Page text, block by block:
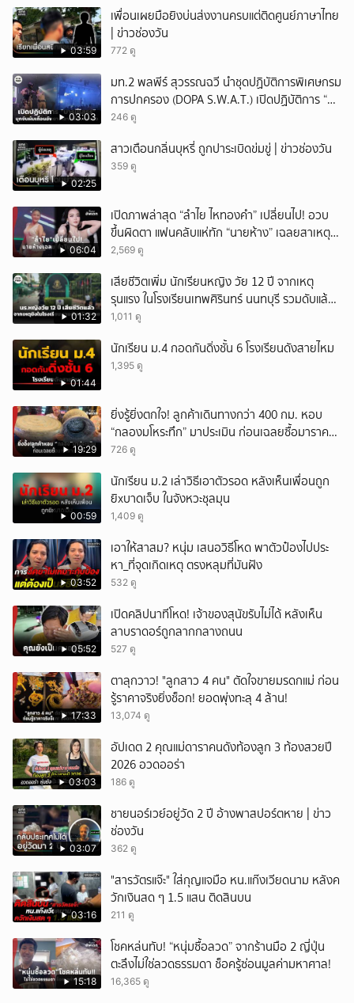
03:59
เพื่อนเผยมือยิงบ่นส่งงานครบแต่ติดศูนย์ภาษาไทย
| ข่าวช่องวัน
772 ดู
03:03
มท.2 พลพีร์ สุวรรณฉวี นำชุดปฏิบัติการพิเศษกรม
การปกครอง (DOPA S.W.A.T.) เปิดปฏิบัติการ “บา
รมีโสธร” บุกจับผับเถื่อนอัพยา กลางเมืองแปดริ้ว
246 ดู
02:25
สาวเตือนกลิ่นบุหรี่ ถูกปาระเบิดข่มขู่ | ข่าวช่องวัน
359 ดู
06:04
เปิดภาพล่าสุด “ลำไย ไหทองคำ” เปลี่ยนไป! อวบ
ขึ้นผิดตา แฟนคลับแห่ทัก “นายห้าง” เฉลยสาเหตุ
ชัด!
2,569 ดู
01:32
เสียชีวิตเพิ่ม นักเรียนหญิง วัย 12 ปี จากเหตุ
รุนแรง ในโรงเรียนเทพศิรินทร์ นนทบุรี รวมดับแล้ว
9 ราย
1,011 ดู
01:44
นักเรียน ม.4 กอดกันดิ่งชั้น 6 โรงเรียนดังสายไหม
1,395 ดู
19:29
ยิ่งรู้ยิ่งตกใจ! ลูกค้าเดินทางกว่า 400 กม. หอบ
“กลองมโหระทึก” มาประเมิน ก่อนเฉลยซื้อมาราคา
เท่าไหร่?
726 ดู
00:59
นักเรียน ม.2 เล่าวิธีเอาตัวรอด หลังเห็นเพื่อนถูก
ยิxบาดเจ็บ ในจังหวะชุลมุน
1,409 ดู
03:52
เอาให้สาสม? หนุ่ม เสนอวิธีโหด พาตัวป๋องไปประ
หา_ที่จุดเกิดเหตุ ตรงหลุมที่มันฝัง
532 ดู
05:52
เปิดคลิปนาทีโหด! เจ้าของสุนัขรับไม่ได้ หลังเห็น
ลาบราดอร์ถูกลากกลางถนน
527 ดู
17:33
ตาลุกวาว! "ลูกสาว 4 คน" ตัดใจขายมรดกแม่ ก่อน
รู้ราคาจริงยิ่งช็อก! ยอดพุ่งทะลุ 4 ล้าน!
13,074 ดู
03:03
อัปเดต 2 คุณแม่ดาราคนดังท้องลูก 3 ท้องสวยปี
2026 อวดออร่า
186 ดู
03:07
ชายนอร์เวย์อยู่วัด 2 ปี อ้างพาสปอร์ตหาย | ข่าว
ช่องวัน
362 ดู
03:16
"สารวัตรแจ๊ะ" ใส่กุญแจมือ หน.แก๊งเวียดนาม หลังค
วักเงินสด ๆ 1.5 แสน ติดสินบน
211 ดู
15:18
โชคหล่นทับ! “หนุ่มซื้อลวด” จากร้านมือ 2 ญี่ปุ่น
ตะลึงไม่ใช่ลวดธรรมดา ช็อครู้ซ่อนมูลค่ามหาศาล!
16,365 ดู